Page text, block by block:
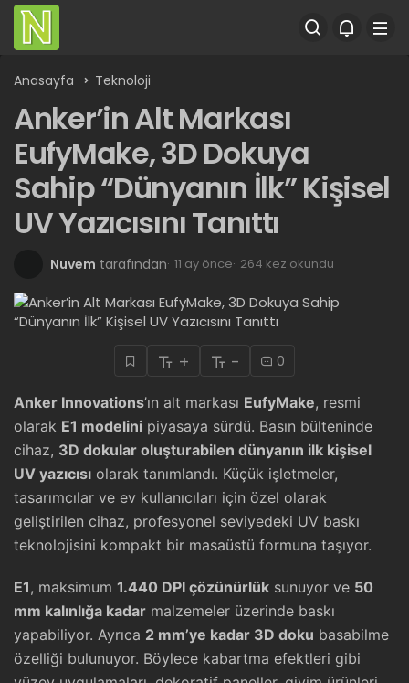
Anasayfa Teknoloji
Anker’in Alt Markası
EufyMake, 3D Dokuya
Sahip “Dünyanın İlk” Kişisel
UV Yazıcısını Tanıttı
Nuvem tarafından 11 ay önce 264 kez okundu
+ - 0
Anker Innovations’ın alt markası EufyMake, resmi
olarak E1 modelini piyasaya sürdü. Basın bülteninde
cihaz, 3D dokular oluşturabilen dünyanın ilk kişisel
UV yazıcısı olarak tanımlandı. Küçük işletmeler,
tasarımcılar ve ev kullanıcıları için özel olarak
geliştirilen cihaz, profesyonel seviyedeki UV baskı
teknolojisini kompakt bir masaüstü formuna taşıyor.
E1, maksimum 1.440 DPI çözünürlük sunuyor ve 50
mm kalınlığa kadar malzemeler üzerinde baskı
yapabiliyor. Ayrıca 2 mm’ye kadar 3D doku basabilme
özelliği bulunuyor. Böylece kabartma efektleri gibi